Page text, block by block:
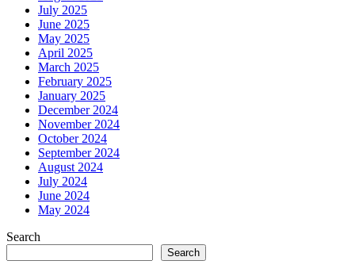
July 2025
June 2025
May 2025
April 2025
March 2025
February 2025
January 2025
December 2024
November 2024
October 2024
September 2024
August 2024
July 2024
June 2024
May 2024
Search
Search